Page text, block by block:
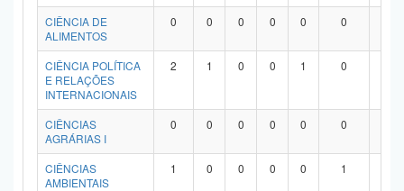
CIÊNCIA DE
ALIMENTOS
0 0 0 0 0 0
CIÊNCIA POLÍTICA
E RELAÇÕES
INTERNACIONAIS
2 1 0 0 1 0
CIÊNCIAS
AGRÁRIAS I
0 0 0 0 0 0
CIÊNCIAS
AMBIENTAIS
1 0 0 0 0 1